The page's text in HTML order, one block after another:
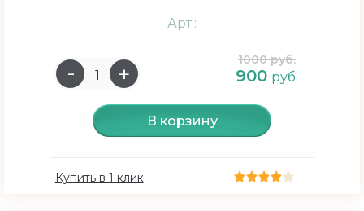
Арт.:
1000 руб.
900 руб.
В корзину
Купить в 1 клик